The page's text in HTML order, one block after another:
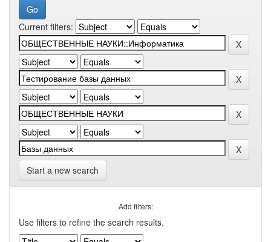
Current filters:
Start a new search
Add filters:
Use filters to refine the search results.